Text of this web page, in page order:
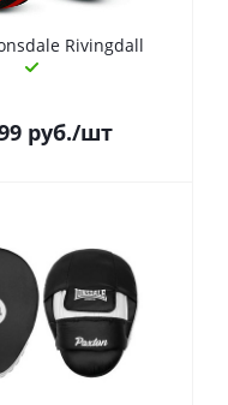
Rivingdall
руб./шт